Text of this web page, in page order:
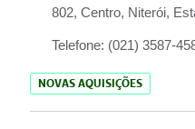
802, Centro, Niterói,
Telefone: (021) 3587-
NOVAS AQUISIÇÕES